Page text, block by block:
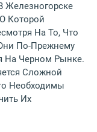
Железногорске
Которой
На То, Что
По-Прежнему
На Черном Рынке.
Сложной
Необходимы
Их